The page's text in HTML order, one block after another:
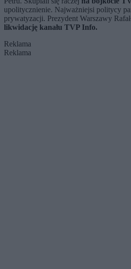
upolitycznienie. Najważniejsi politycy
prywatyzacji. Prezydent Warszawy
likwidację kanału TVP Info.
Reklama
Reklama